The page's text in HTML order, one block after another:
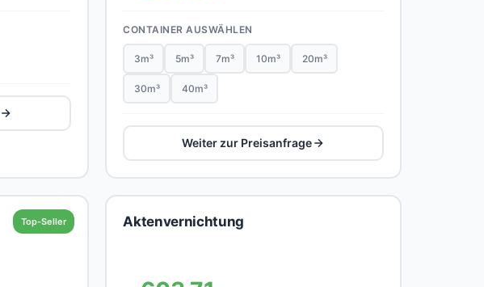
CONTAINER AUSWÄHLEN
3m³ 5m³ 7m³ 10m³ 20m³
30m³ 40m³
Weiter zur Preisanfrage
Top-Seller Aktenvernichtung